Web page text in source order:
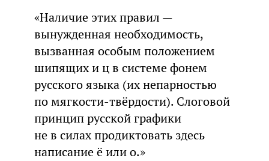
«Наличие этих правил —
вынужденная необходимость,
вызванная особым положением
шипящих и ц в системе фонем
русского языка (их непарностью
по мягкости-твёрдости). Слоговой
принцип русской графики
не в силах продиктовать здесь
написание ё или о.»